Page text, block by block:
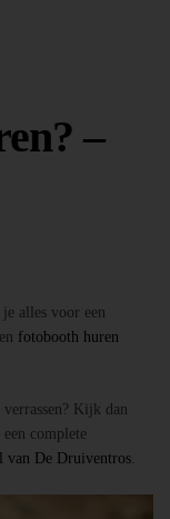
–
alles voor een
fotobooth huren
Kijk dan
complete
van De Druiventros.